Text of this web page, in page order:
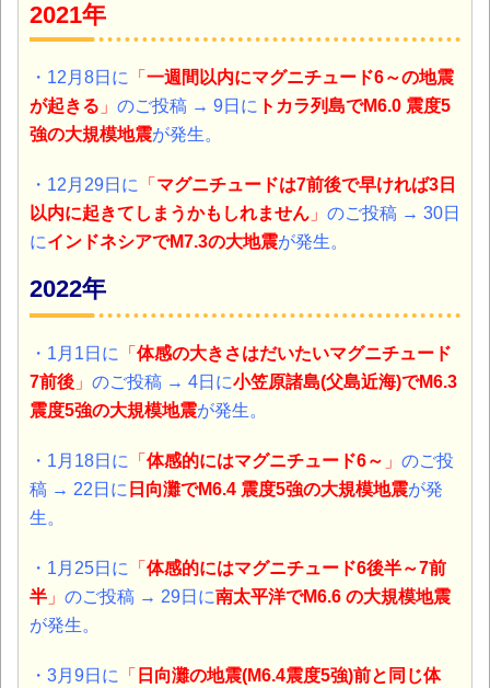
2021年
・12月8日に 「 一週間以内にマグニチュード6～の地震
が起きる 」 のご投稿 → 9日に トカラ列島でM6.0 震度5
強の大規模地震が発生。
・12月29日に 「 マグニチュードは7前後で早ければ3日
以内に起きてしまうかもしれません 」 のご投稿 → 30日
にインドネシアでM7.3の大地震が発生。
2022年
・1月1日に 「 体感の大きさはだいたいマグニチュード
7前後 」 のご投稿 → 4日に小笠原諸島(父島近海)でM6.3
震度5強の大規模地震が発生。
・1月18日に 「 体感的にはマグニチュード6～ 」 のご投
稿 → 22日に 日向灘でM6.4 震度5強の大規模地震が発
生。
・1月25日に 「 体感的にはマグニチュード6後半～7前
半 」 のご投稿 → 29日に南太平洋でM6.6 の大規模地震
が発生。
・3月9日に 「 日向灘の地震(M6.4震度5強)前と同じ体